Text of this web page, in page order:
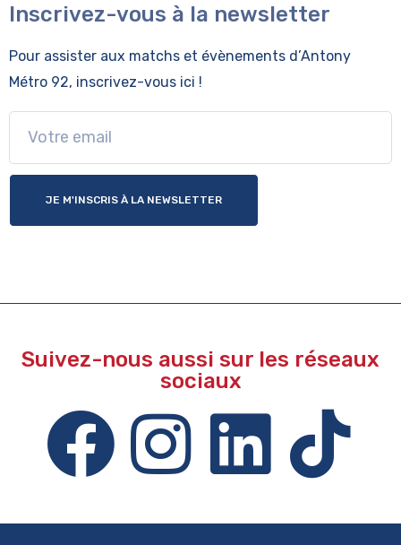
Inscrivez-vous à la newsletter
Pour assister aux matchs et évènements d’Antony
Métro 92, inscrivez-vous ici !
JE M'INSCRIS À LA NEWSLETTER
Suivez-nous aussi sur les réseaux
sociaux